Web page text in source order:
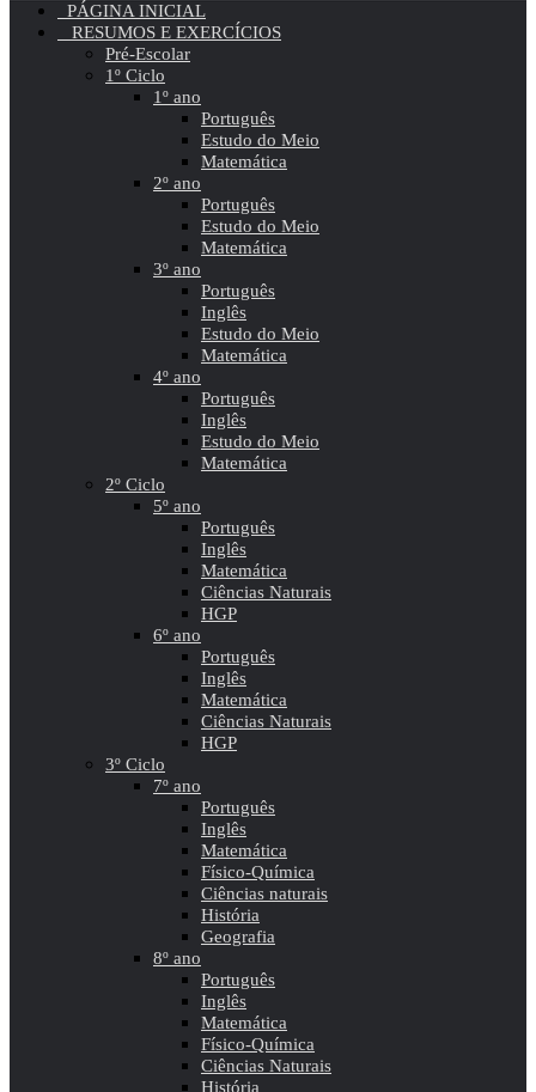
PÁGINA INICIAL
RESUMOS E EXERCÍCIOS
Pré-Escolar
1º Ciclo
1º ano
Português
Estudo do Meio
Matemática
2º ano
Português
Estudo do Meio
Matemática
3º ano
Português
Inglês
Estudo do Meio
Matemática
4º ano
Português
Inglês
Estudo do Meio
Matemática
2º Ciclo
5º ano
Português
Inglês
Matemática
Ciências Naturais
HGP
6º ano
Português
Inglês
Matemática
Ciências Naturais
HGP
3º Ciclo
7º ano
Português
Inglês
Matemática
Físico-Química
Ciências naturais
História
Geografia
8º ano
Português
Inglês
Matemática
Físico-Química
Ciências Naturais
História